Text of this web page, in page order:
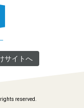
サイトへ
reserved.